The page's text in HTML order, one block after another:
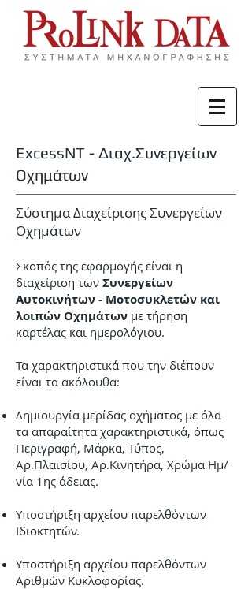
ExcessNT - Διαχ.Συνεργείων
Οχημάτων
Σύστημα Διαχείρισης Συνεργείων
Οχημάτων
Σκοπός της εφαρμογής είναι η
διαχείριση των Συνεργείων
Αυτοκινήτων - Μοτοσυκλετών και
λοιπών Οχημάτων με τήρηση
καρτέλας και ημερολόγιου.
Τα χαρακτηριστικά που την διέπουν
είναι τα ακόλουθα:
Δημιουργία μερίδας οχήματος με όλα
τα απαραίτητα χαρακτηριστικά, όπως
Περιγραφή, Μάρκα, Τύπος,
Αρ.Πλαισίου, Αρ.Κινητήρα, Χρώμα Ημ/
νία 1ης άδειας.
Υποστήριξη αρχείου παρελθόντων
Ιδιοκτητών.
Υποστήριξη αρχείου παρελθόντων
Αριθμών Κυκλοφορίας.